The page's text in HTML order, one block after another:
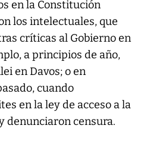
en la Constitución
los intelectuales, que
críticas al Gobierno en
a principios de año,
en Davos; o en
cuando
en la ley de acceso a la
denunciaron censura.